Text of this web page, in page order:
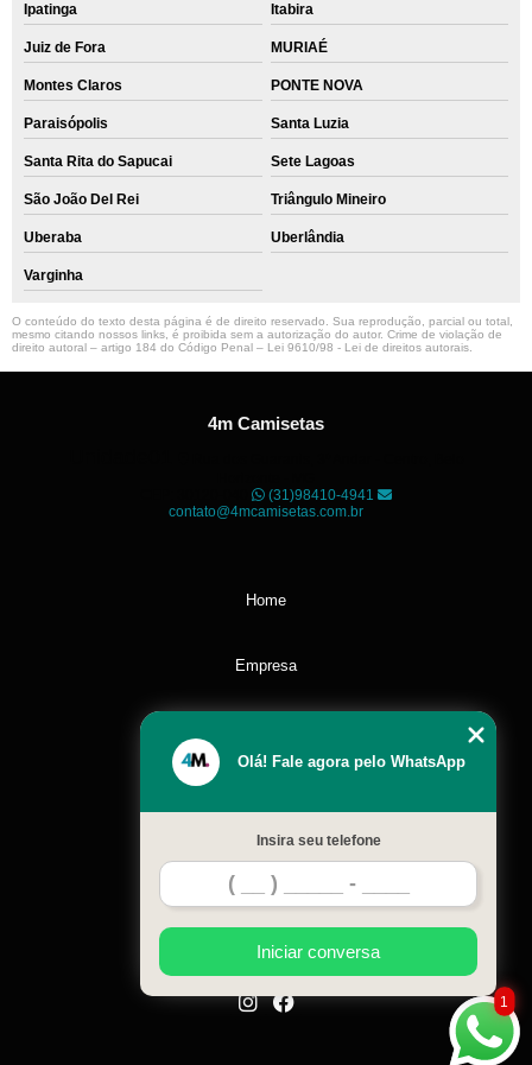
Ipatinga Itabira
Juiz de Fora MURIAÉ
Montes Claros PONTE NOVA
Paraisópolis Santa Luzia
Santa Rita do Sapucai Sete Lagoas
São João Del Rei Triângulo Mineiro
Uberaba Uberlândia
Varginha
O conteúdo do texto desta página é de direito reservado. Sua reprodução, parcial ou total,
mesmo citando nossos links, é proibida sem a autorização do autor. Crime de violação de
direito autoral – artigo 184 do Código Penal – Lei 9610/98 - Lei de direitos autorais
4m Camisetas
(31)98410-4941
contato@4mcamisetas.com.br
Home
Empresa
Contato
Mapa do site
1
Olá! Fale agora pelo WhatsApp
Insira seu telefone
Iniciar conversa